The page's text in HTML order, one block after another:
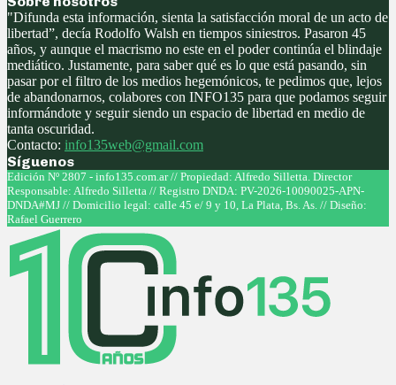
"Difunda esta información, sienta la satisfacción moral de un acto de
libertad”, decía Rodolfo Walsh en tiempos siniestros. Pasaron 45
años, y aunque el macrismo no este en el poder continúa el blindaje
mediático. Justamente, para saber qué es lo que está pasando, sin
pasar por el filtro de los medios hegemónicos, te pedimos que, lejos
de abandonarnos, colabores con INFO135 para que podamos seguir
informándote y seguir siendo un espacio de libertad en medio de
tanta oscuridad.
Contacto: info135web@gmail.com
Síguenos
Facebook
Twitter
Instagram
Youtube
Edición Nº 2807 - info135.com.ar // Propiedad: Alfredo Silletta. Director
Responsable: Alfredo Silletta // Registro DNDA: PV-2026-10090025-APN-
DNDA#MJ // Domicilio legal: calle 45 e/ 9 y 10, La Plata, Bs. As. // Diseño:
Rafael Guerrero